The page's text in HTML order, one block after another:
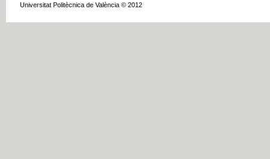
Universitat Politècnica de València © 2012